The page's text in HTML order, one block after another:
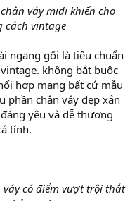
váy midi khiến cho
cách vintage
ngang gối là tiêu chuẩn
không bắt buộc
hợp mang bất cứ mẫu
phần chân váy đẹp xắn
yêu và dễ thương
tính.
có điểm vượt trội thắt